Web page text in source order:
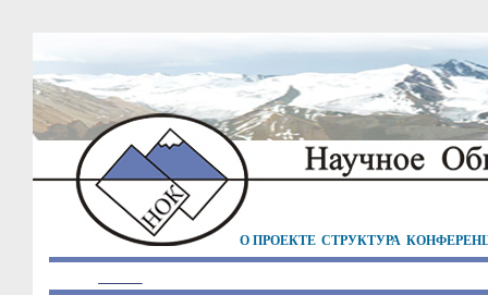
О ПРОЕКТЕ СТРУКТУРА